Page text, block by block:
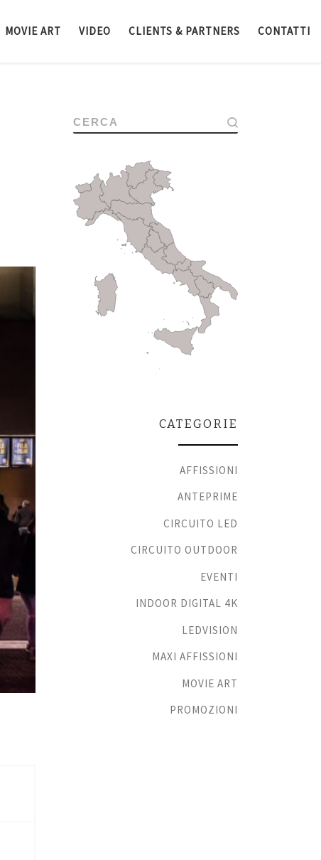
MOVIE ART VIDEO CLIENTS & PARTNERS CONTATTI
CERCA
CATEGORIE
AFFISSIONI
ANTEPRIME
CIRCUITO LED
CIRCUITO OUTDOOR
EVENTI
INDOOR DIGITAL 4K
LEDVISION
MAXI AFFISSIONI
MOVIE ART
PROMOZIONI